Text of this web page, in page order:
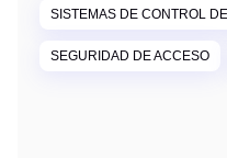
SISTEMAS DE CONTROL
SEGURIDAD DE ACCESO